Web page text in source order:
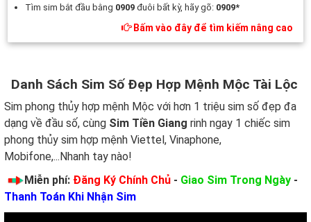
Tìm sim bắt đầu bằng 0909 đuôi bất kỳ, hãy gõ: 0909*
Bấm vào đây để tìm kiếm nâng cao
Danh Sách Sim Số Đẹp Hợp Mệnh Mộc Tài Lộc
Sim phong thủy hợp mệnh Mộc với hơn 1 triệu sim số đẹp đa
dạng về đầu số, cùng Sim Tiền Giang rinh ngay 1 chiếc sim
phong thủy sim hợp mệnh Viettel, Vinaphone,
Mobifone,...Nhanh tay nào!
Miễn phí: Đăng Ký Chính Chủ - Giao Sim Trong Ngày -
Thanh Toán Khi Nhận Sim